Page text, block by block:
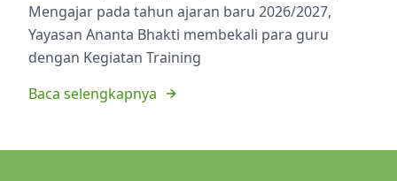
Mengajar pada tahun ajaran baru 2026/2027,
Yayasan Ananta Bhakti membekali para guru
dengan Kegiatan Training
Baca selengkapnya